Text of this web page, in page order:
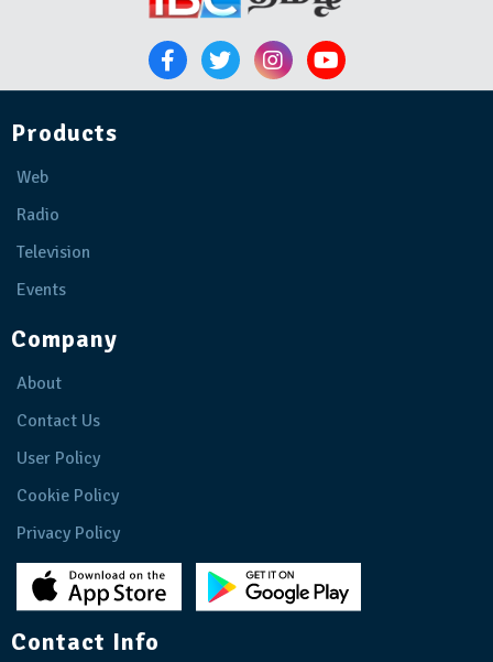
Products
Web
Radio
Television
Events
Company
About
Contact Us
User Policy
Cookie Policy
Privacy Policy
Contact Info